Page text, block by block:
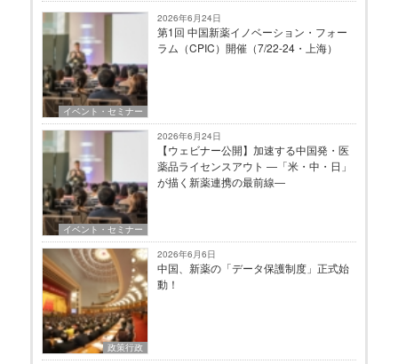
イベント・セミナー
2026年6月24日
第1回 中国新薬イノベーション・フォー
ラム（CPIC）開催（7/22-24・上海）
イベント・セミナー
2026年6月24日
【ウェビナー公開】加速する中国発・医
薬品ライセンスアウト ―「米・中・日」
が描く新薬連携の最前線―
政策行政
2026年6月6日
中国、新薬の「データ保護制度」正式始
動！